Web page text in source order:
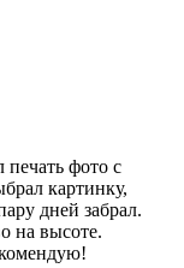
печать фото с
картинку,
дней забрал.
на высоте.